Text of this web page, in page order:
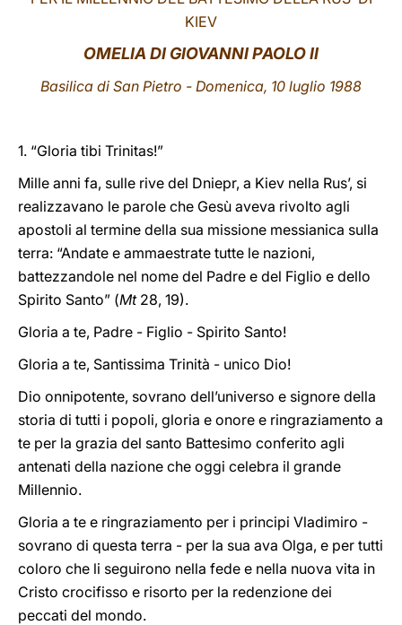
KIEV
OMELIA DI GIOVANNI PAOLO II
Basilica di San Pietro - Domenica, 10 luglio 1988
1. “Gloria tibi Trinitas!”
Mille anni fa, sulle rive del Dniepr, a Kiev nella Rus’, si
realizzavano le parole che Gesù aveva rivolto agli
apostoli al termine della sua missione messianica sulla
terra: “Andate e ammaestrate tutte le nazioni,
battezzandole nel nome del Padre e del Figlio e dello
Spirito Santo” (Mt28, 19).
Gloria a te, Padre - Figlio - Spirito Santo!
Gloria a te, Santissima Trinità - unico Dio!
Dio onnipotente, sovrano dell’universo e signore della
storia di tutti i popoli, gloria e onore e ringraziamento a
te per la grazia del santo Battesimo conferito agli
antenati della nazione che oggi celebra il grande
Millennio.
Gloria a te e ringraziamento per i principi Vladimiro -
sovrano di questa terra - per la sua ava Olga, e per tutti
coloro che li seguirono nella fede e nella nuova vita in
Cristo crocifisso e risorto per la redenzione dei
peccati del mondo.